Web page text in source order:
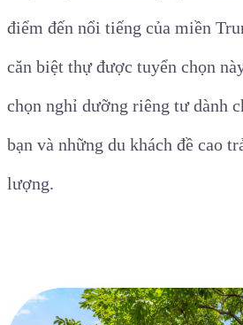
điểm đến nổi tiếng của miền
căn biệt thự được tuyển chọn
chọn nghỉ dưỡng riêng tư dành
bạn và những du khách đề cao
lượng.